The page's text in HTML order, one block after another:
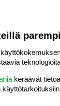
syökin
keräävät